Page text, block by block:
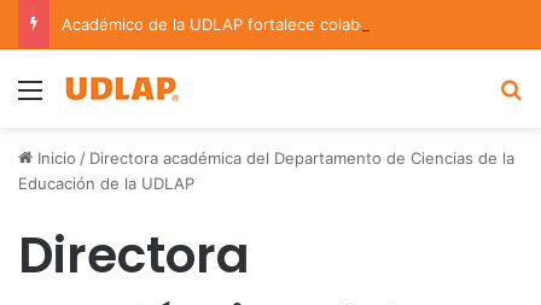
Menu
Inicio / Directora académica del Departamento de Ciencias de la
Educación de la UDLAP
Directora